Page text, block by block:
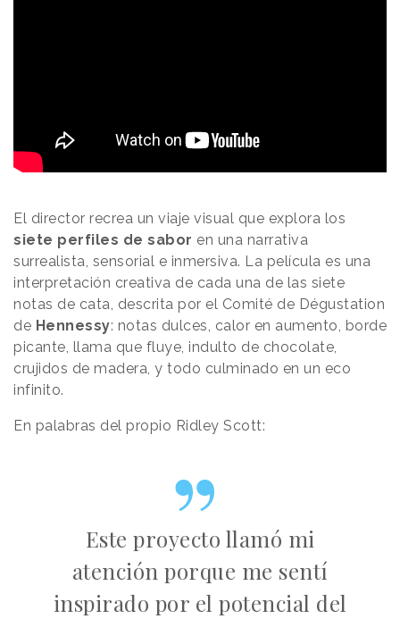
El director recrea un viaje visual que explora los
siete perfiles de sabor en una narrativa
surrealista, sensorial e inmersiva. La película es una
interpretación creativa de cada una de las siete
notas de cata, descrita por el Comité de Dégustation
de Hennessy: notas dulces, calor en aumento, borde
picante, llama que fluye, indulto de chocolate,
crujidos de madera, y todo culminado en un eco
infinito.
En palabras del propio Ridley Scott:
Este proyecto llamó mi
atención porque me sentí
inspirado por el potencial del